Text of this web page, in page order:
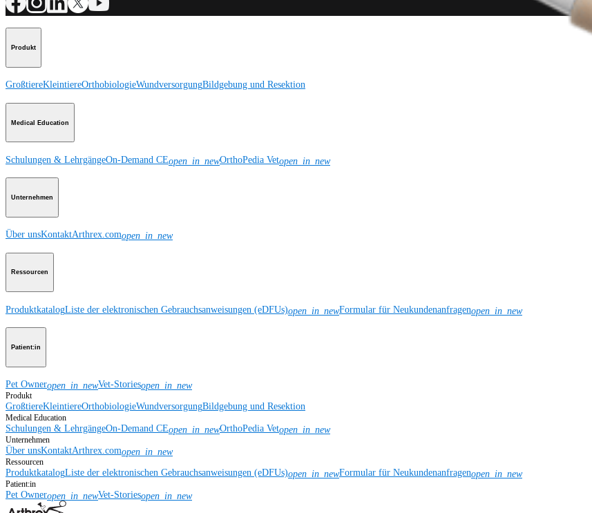
Produkt
GroßtiereKleintiereOrthobiologieWundversorgungBildgebung und Resektion
Medical Education
Schulungen & LehrgängeOn-Demand CEopen_in_newOrthoPedia Vetopen_in_new
Unternehmen
Über unsKontaktArthrex.comopen_in_new
Ressourcen
ProduktkatalogListe der elektronischen Gebrauchsanweisungen (eDFUs)open_in_newFormular für Neukundenanfragenopen_in_new
Patient:in
Pet Owneropen_in_newVet-Storiesopen_in_new
Produkt
GroßtiereKleintiereOrthobiologieWundversorgungBildgebung und Resektion
Medical Education
Schulungen & LehrgängeOn-Demand CEopen_in_newOrthoPedia Vetopen_in_new
Unternehmen
Über unsKontaktArthrex.comopen_in_new
Ressourcen
ProduktkatalogListe der elektronischen Gebrauchsanweisungen (eDFUs)open_in_newFormular für Neukundenanfragenopen_in_new
Patient:in
Pet Owneropen_in_newVet-Storiesopen_in_new